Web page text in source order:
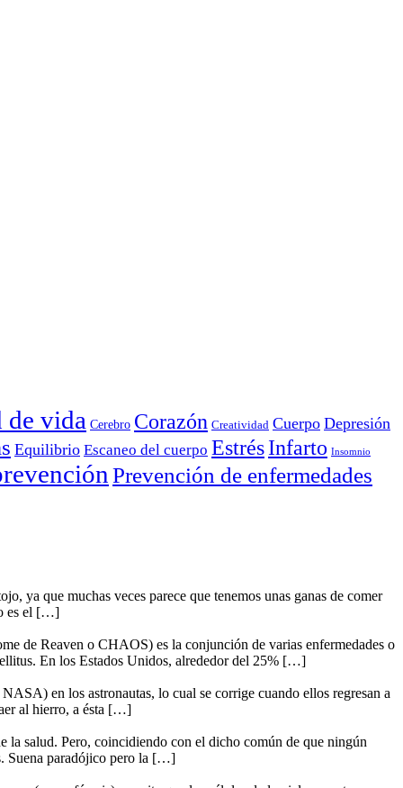
de vida Cerebro Corazón Creatividad Cuerpo Depresión
Equilibrio Escaneo del cuerpo EstrésInfarto Insomnio
Prevención de enfermedades
ya que muchas veces parece que tenemos unas ganas de comer
es el […]
de Reaven o CHAOS) es la conjunción de varias enfermedades o
En los Estados Unidos, alrededor del 25% […]
en los astronautas, lo cual se corrige cuando ellos regresan a
al hierro, a ésta […]
la salud. Pero, coincidiendo con el dicho común de que ningún
Suena paradójico pero la […]